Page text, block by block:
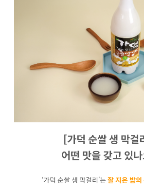
[가덕 순쌀 생 막걸
어떤 맛을 갖고 있
‘가덕 순쌀 생 막걸리’는 잘 지은 밥의